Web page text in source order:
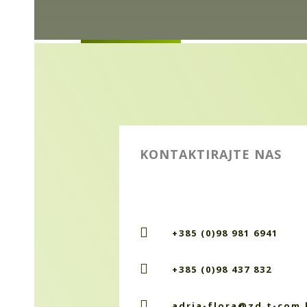
KONTAKTIRAJTE NAS
 +385 (0)98 981 6941
 +385 (0)98 437 832